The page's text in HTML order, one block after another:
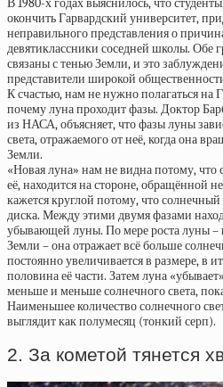
окончить Гарвардский университет,
неправильного представления о
девятиклассники соседней школы. Обе
связаны с тенью Земли, и это
представители широкой
К счастью, нам не нужно полагаться на
почему луна проходит фазы. Доктор
из НАСА, объясняет, что фазы луны
света, отражаемого от неё, когда она
Земли.
«Новая луна» нам не видна потому,
её, находится на стороне, обращённой
кажется круглой потому, что солнечный
диска. Между этими двумя фазами
убывающей луны. По мере роста луны –
Земли – она отражает всё больше
постоянно увеличивается в размере, в
половина её части. Затем луна
меньше и меньше солнечного света,
Наименьшее количество солнечного
выглядит как полумесяц (тонкий серп).
2. За кометой тянется